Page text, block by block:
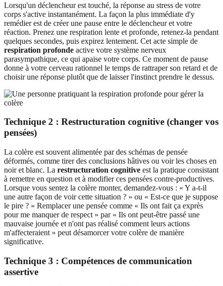
Lorsqu'un déclencheur est touché, la réponse au stress de votre
corps s'active instantanément. La façon la plus immédiate d'y
remédier est de créer une pause entre le déclencheur et votre
réaction. Prenez une respiration lente et profonde, retenez-la pendant
quelques secondes, puis expirez lentement. Cet acte simple de
respiration profonde active votre système nerveux
parasympathique, ce qui apaise votre corps. Ce moment de pause
donne à votre cerveau rationnel le temps de rattraper son retard et de
choisir une réponse plutôt que de laisser l'instinct prendre le dessus.
Technique 2 : Restructuration cognitive (changer vos
pensées)
La colère est souvent alimentée par des schémas de pensée
déformés, comme tirer des conclusions hâtives ou voir les choses en
noir et blanc. La restructuration cognitive est la pratique consistant
à remettre en question et à modifier ces pensées contre-productives.
Lorsque vous sentez la colère monter, demandez-vous : « Y a-t-il
une autre façon de voir cette situation ? » ou « Est-ce que je suppose
le pire ? » Remplacer une pensée comme « Ils ont fait ça exprès
pour me manquer de respect » par « Ils ont peut-être passé une
mauvaise journée et n'ont pas réalisé comment leurs actions
m'affecteraient » peut désamorcer votre colère de manière
significative.
Technique 3 : Compétences de communication
assertive